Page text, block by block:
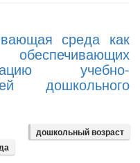
среда как
учебно-
дошкольного
дошкольный возраст